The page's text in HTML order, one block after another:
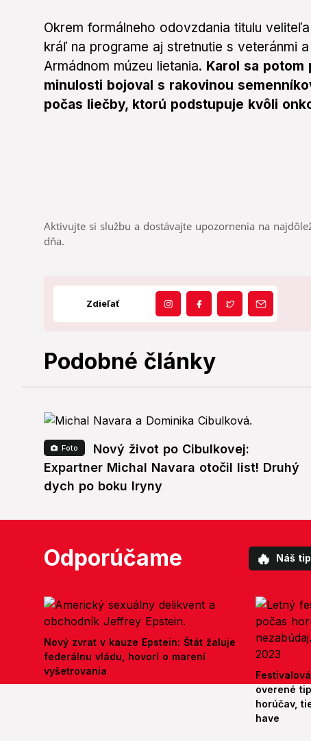
Okrem formálneho odovzdania titulu
kráľ na programe aj stretnutie s veteránmi
Armádnom múzeu lietania. Karol sa potom
minulosti bojoval s rakovinou
počas liečby, ktorú podstupuje kvôli
Aktivujte si službu a dostávajte upozornenia na
dňa.
Zdieľať
Podobné články
Foto
Nový život po Cibulkovej:
Expartner Michal Navara otočil list! Druhý
dych po boku Iryny
Odporúčame 🔥 Náš tip
Nový zvrat v kauze Epstein: Štát žaluje
federálnu vládu, hovorí o marení
vyšetrovania
overené
horúčav,
have